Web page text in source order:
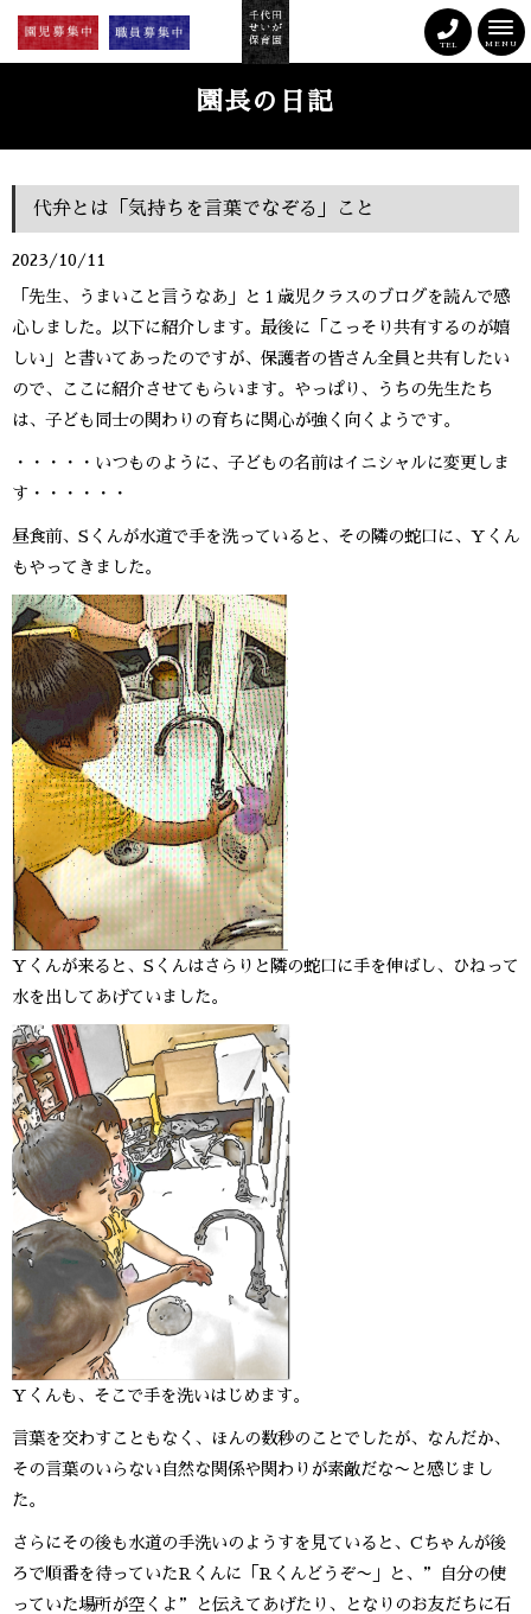
MENU
TEL
園長の日記
代弁とは「気持ちを言葉でなぞる」こと
2023/10/11
「先生、うまいこと言うなあ」と１歳児クラスのブログを読んで感
心しました。以下に紹介します。最後に「こっそり共有するのが嬉
しい」と書いてあったのですが、保護者の皆さん全員と共有したい
ので、ここに紹介させてもらいます。やっぱり、うちの先生たち
は、子ども同士の関わりの育ちに関心が強く向くようです。
・・・・・いつものように、子どもの名前はイニシャルに変更しま
す・・・・・・
昼食前、Sくんが水道で手を洗っていると、その隣の蛇口に、Yくん
もやってきました。
Yくんが来ると、Sくんはさらりと隣の蛇口に手を伸ばし、ひねって
水を出してあげていました。
Yくんも、そこで手を洗いはじめます。
言葉を交わすこともなく、ほんの数秒のことでしたが、なんだか、
その言葉のいらない自然な関係や関わりが素敵だな〜と感じまし
た。
さらにその後も水道の手洗いのようすを見ていると、Cちゃんが後
ろで順番を待っていたRくんに「Rくんどうぞ〜」と、”自分の使
っていた場所が空くよ”と伝えてあげたり、となりのお友だちに石